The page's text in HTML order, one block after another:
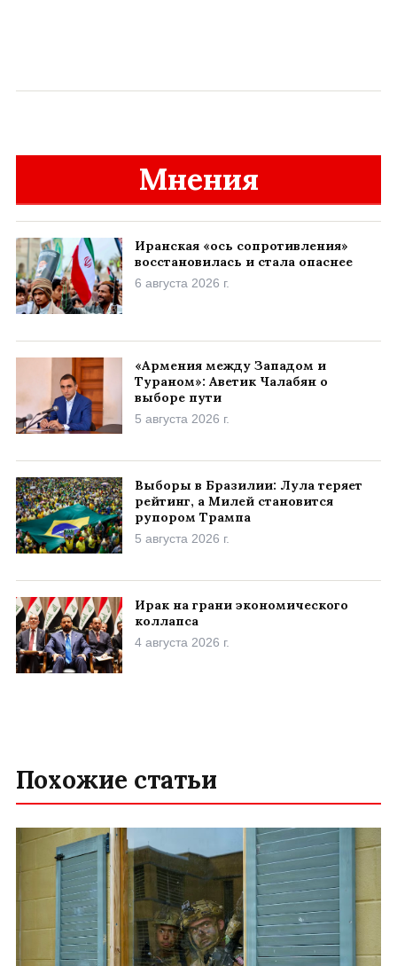
Мнения
Иранская «ось сопротивления»
восстановилась и стала опаснее
6 августа 2026 г.
«Армения между Западом и
Тураном»: Аветик Чалабян о
выборе пути
5 августа 2026 г.
Выборы в Бразилии: Лула теряет
рейтинг, а Милей становится
рупором Трампа
5 августа 2026 г.
Ирак на грани экономического
коллапса
4 августа 2026 г.
Похожие статьи